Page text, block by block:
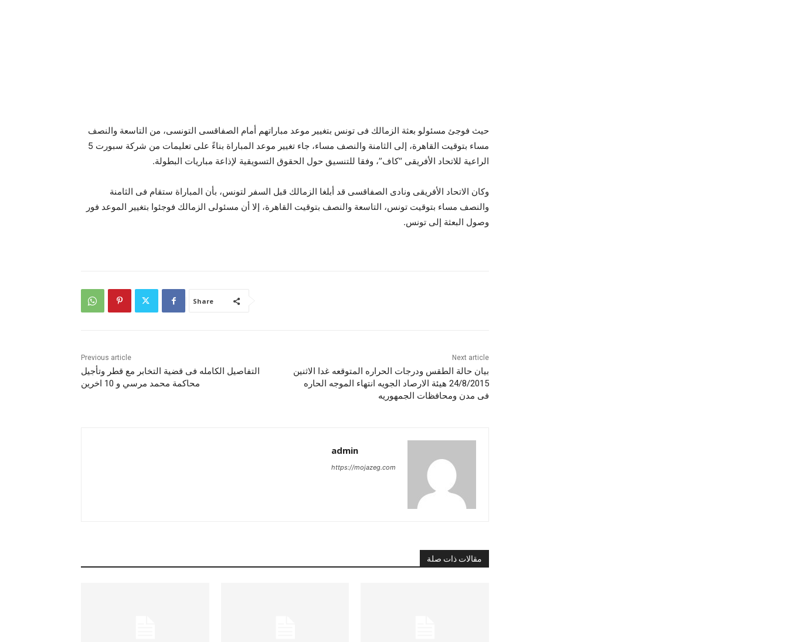
حيث فوجئ مسئولو بعثة الزمالك فى تونس بتغيير موعد مباراتهم أمام الصفاقسى التونسى، من التاسعة والنصف
مساء بتوقيت القاهرة، إلى الثامنة والنصف مساء، جاء تغيير موعد المباراة بناءً على تعليمات من شركة سبورت 5
الراعية للاتحاد الأفريقى “كاف”، وفقا للتنسيق حول الحقوق التسويقية لإذاعة مباريات البطولة.
وكان الاتحاد الأفريقى ونادى الصفاقسى قد أبلغا الزمالك قبل السفر لتونس، بأن المباراة ستقام فى الثامنة
والنصف مساء بتوقيت تونس، التاسعة والنصف بتوقيت القاهرة، إلا أن مسئولى الزمالك فوجئوا بتغيير الموعد فور
وصول البعثة إلى تونس.
Share
Previous article
التفاصيل الكامله فى قضية التخابر مع قطر وتأجيل
محاكمة محمد مرسي و 10 اخرين
Next article
بيان حالة الطقس ودرجات الحراره المتوقعه غدا الاثنين
24/8/2015 هيئة الارصاد الجويه انتهاء الموجه الحاره
فى مدن ومحافظات الجمهوريه
admin
https://mojazeg.com
مقالات ذات صلة